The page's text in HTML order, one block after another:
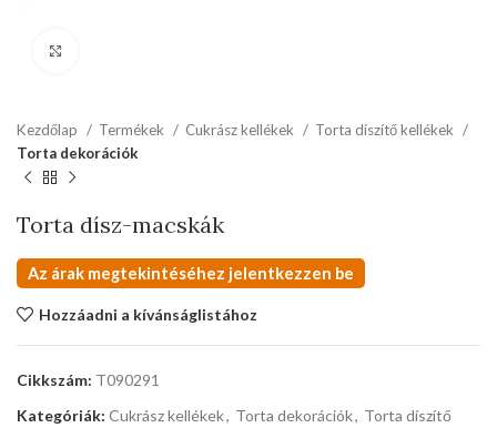
Kezdőlap Termékek Cukrász kellékek
Torta díszítő kellékek
Torta dekorációk
Torta dísz-macskák
Az árak megtekintéséhez jelentkezzen be
Hozzáadni a kívánságlistához
Cikkszám: T090291
Kategóriák: Cukrász kellékek, Torta dekorációk, Torta díszítő